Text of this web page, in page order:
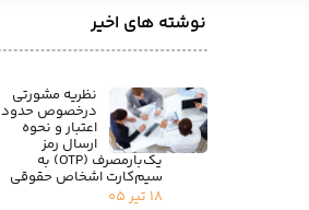
نوشته های اخیر
نظریه مشورتی
درخصوص حدود
اعتبار و نحوه
ارسال رمز
یک‌بارمصرف (OTP) به
سیم‌کارت اشخاص حقوقی
۱۸ تیر ۰۵